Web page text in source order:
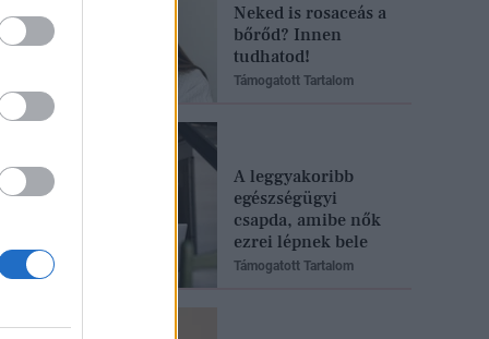
Neked is rosaceás a
bőrőd? Innen
tudhatod!
Támogatott Tartalom
A leggyakoribb
egészségügyi
csapda, amibe nők
ezrei lépnek bele
Támogatott Tartalom